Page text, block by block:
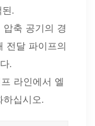
.
축 공기의 경
전달 파이프의
.
라인에서 엘
십시오.